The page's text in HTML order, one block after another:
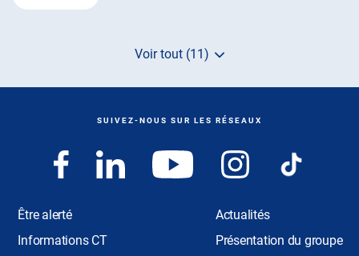
Voir tout (11)
de
de
de
SUIVEZ-NOUS SUR LES RÉSEAUX
Être alerté
Informations CT
Actualités
Présentation du groupe